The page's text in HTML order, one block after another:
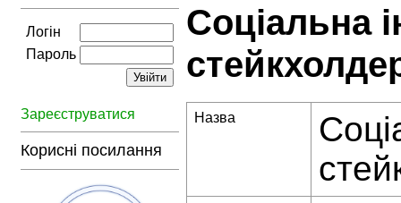
Логін
Пароль
Зареєструватися
Корисні посилання
Соціальна
Назва